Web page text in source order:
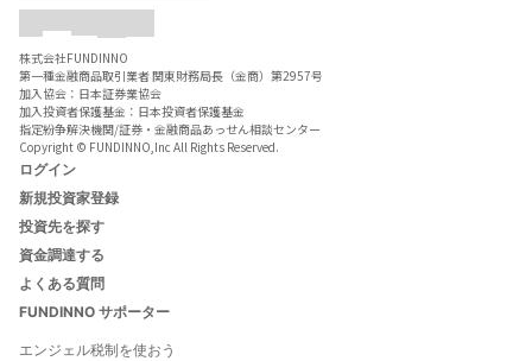
株式会社FUNDINNO
第一種金融商品取引業者 関東財務局長（金商）第2957号
加入協会：日本証券業協会
加入投資者保護基金：日本投資者保護基金
指定紛争解決機関/証券・金融商品あっせん相談センター
Copyright © FUNDINNO,Inc All Rights Reserved.
ログイン
新規投資家登録
投資先を探す
資金調達する
よくある質問
FUNDINNO サポーター
エンジェル税制を使おう